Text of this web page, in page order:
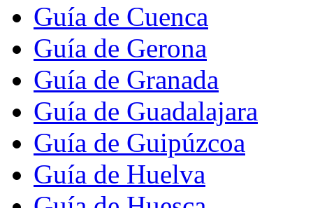
Guía de Cuenca
Guía de Gerona
Guía de Granada
Guía de Guadalajara
Guía de Guipúzcoa
Guía de Huelva